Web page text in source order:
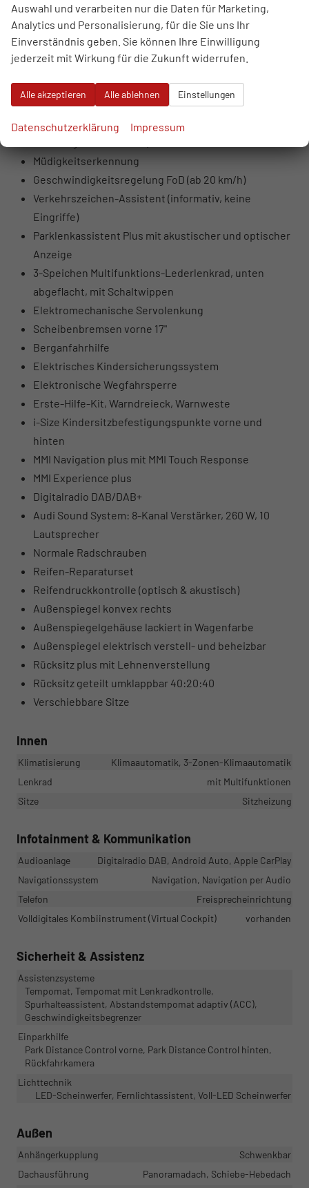
Blinker in Glühlampentechnologie
LED-Rückleuchten (Blinker, Bremslicht,
Rückfahrlicht)
Coming- und Leaving-Home Funktion
Kreuzungsassistent
Ausweichassistent mit Lenksupport
Spurhalteassistent mit Notfallassistent (übernimmt
Müdigkeitserkennung
Geschwindigkeitsregelung FoD (ab 20 km/h)
Verkehrszeichen-Assistent (informativ, keine
Eingriffe)
Parklenkassistent Plus mit akustischer und optischer
Anzeige
3-Speichen Multifunktions-Lederlenkrad, unten
abgeflacht, mit Schaltwippen
Elektromechanische Servolenkung
Scheibenbremsen vorne 17"
Berganfahrhilfe
Elektrisches Kindersicherungssystem
Elektronische Wegfahrsperre
Erste-Hilfe-Kit, Warndreieck, Warnweste
i-Size Kindersitzbefestigungspunkte vorne und
hinten
MMI Navigation plus mit MMI Touch Response
MMI Experience plus
Digitalradio DAB/DAB+
Audi Sound System: 8-Kanal Verstärker, 260 W, 10
Lautsprecher
Normale Radschrauben
Reifen-Reparaturset
Reifendruckkontrolle (optisch & akustisch)
Außenspiegel konvex rechts
Außenspiegelgehäuse lackiert in Wagenfarbe
Außenspiegel elektrisch verstell- und beheizbar
Rücksitz plus mit Lehnenverstellung
Rücksitz geteilt umklappbar 40:20:40
Verschiebbare Sitze
Innen
Klimatisierung
Klimaautomatik, 3-Zonen-Klimaautomatik
Lenkrad
mit Multifunktionen
Sitze
Sitzheizung
Infotainment & Kommunikation
Audioanlage
Digitalradio DAB, Android Auto, Apple CarPlay
Navigationssystem
Navigation, Navigation per Audio
Telefon
Freisprecheinrichtung
Volldigitales Kombiinstrument (Virtual Cockpit)
vorhanden
Sicherheit & Assistenz
Assistenzsysteme
Tempomat, Tempomat mit Lenkradkontrolle,
Spurhalteassistent, Abstandstempomat adaptiv (ACC),
Geschwindigkeitsbegrenzer
Einparkhilfe
Park Distance Control vorne, Park Distance Control hinten,
Rückfahrkamera
Lichttechnik
LED-Scheinwerfer, Fernlichtassistent, Voll-LED Scheinwerfer
Außen
Anhängerkupplung
Schwenkbar
Dachausführung
Panoramadach, Schiebe-Hebedach
Auswahl und verarbeiten nur die Daten für Marketing,
Analytics und Personalisierung, für die Sie uns Ihr
Einverständnis geben. Sie können Ihre Einwilligung
jederzeit mit Wirkung für die Zukunft widerrufen.
Alle akzeptieren Alle ablehnen Einstellungen
Datenschutzerklärung Impressum